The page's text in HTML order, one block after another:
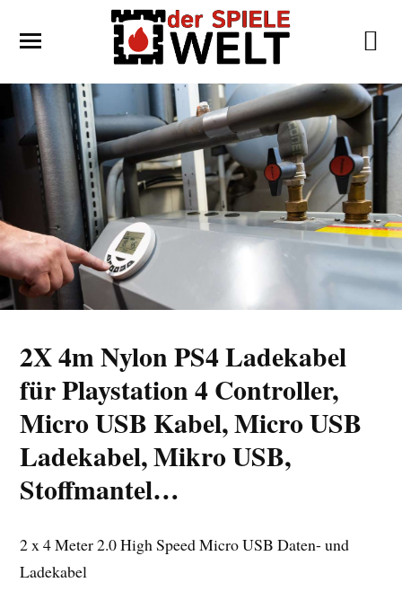
2X 4m Nylon PS4 Ladekabel
für Playstation 4 Controller,
Micro USB Kabel, Micro USB
Ladekabel, Mikro USB,
Stoffmantel…
2 x 4 Meter 2.0 High Speed Micro USB Daten- und
Ladekabel